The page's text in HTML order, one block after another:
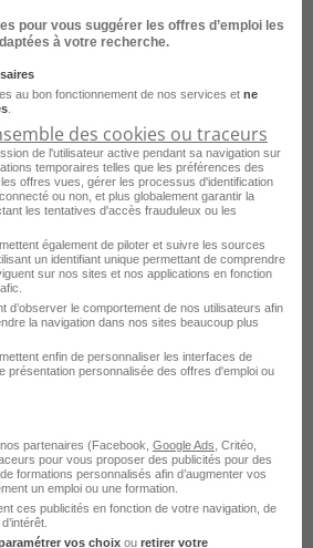
Paris
Aix-en-Provence
Nice
Basse-Goulaine
Romorantin-Lanthenay
Sainte-Luce-sur-Loire
Valognes
Ancenis-Saint-Géréon
Annecy
Arles
Aubière
Mécanicien moto par ville
pour vous suggérer les offres d’emploi les
à votre recherche.
au bon fonctionnement de nos services et ne
des cookies ou traceurs
de l'utilisateur active pendant sa navigation sur
temporaires telles que les préférences des
offres vues, gérer les processus d'identification
ou non, et plus globalement garantir la
les tentatives d'accès frauduleux ou les
également de piloter et suivre les sources
un identifiant unique permettant de comprendre
sur nos sites et nos applications en fonction
d’observer le comportement de nos utilisateurs afin
la navigation dans nos sites beaucoup plus
enfin de personnaliser les interfaces de
présentation personnalisée des offres d'emploi ou
nos partenaires (Facebook, Google Ads , Critéo,
pour vous proposer des publicités pour des
formations personnalisés afin d’augmenter vos
un emploi ou une formation.
ces publicités en fonction de votre navigation, de
vos choix ou retirer votre